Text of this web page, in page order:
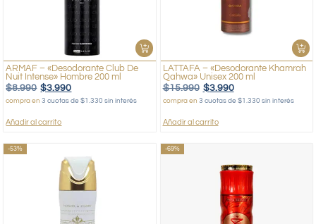
ARMAF – «Desodorante Club De
Nuit Intense» Hombre 200 ml
$8.990 $3.990
compra en3 cuotas de $1.330 sin interés
Añadir al carrito
LATTAFA – «Desodorante Khamrah
Qahwa» Unisex 200 ml
$15.990 $3.990
compra en 3 cuotas de $1.330 sin interés
Añadir al carrito
-53% -69%